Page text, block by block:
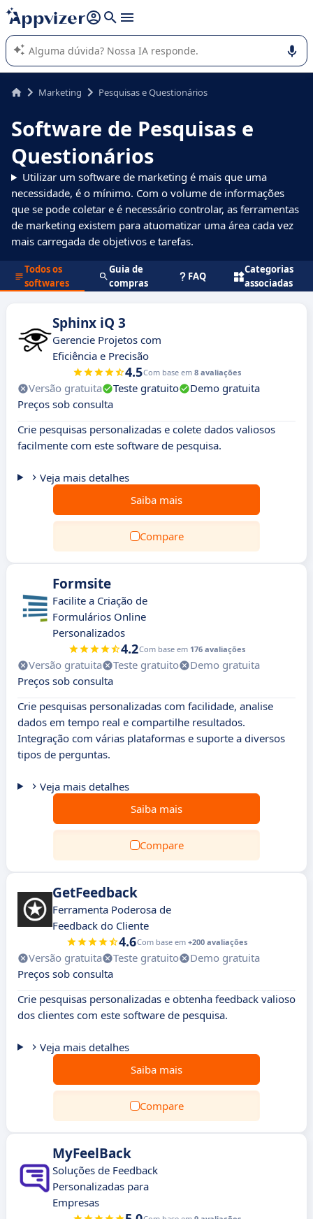
de nossa IA (várias linhas com
A IA do Appvizer o orienta no uso ou na seleção de software
SaaS para sua empresa.
Marketing Pesquisas e Questionários
Software de Pesquisas e
Questionários
Utilizar um software de marketing é mais que uma
necessidade, é o mínimo. Com o volume de informações
que se pode coletar e é necessário controlar, as ferramentas
de marketing existem para atuomatizar uma área cada vez
mais carregada de objetivos e tarefas.
Todos os
softwares
Guia de
compras
FAQ
Categorias
associadas
Sphinx iQ 3
Gerencie Projetos com
Eficiência e Precisão
4.5Com base em 8 avaliações
Versão gratuita Teste gratuito
Demo gratuita
Preços sob consulta
Crie pesquisas personalizadas e colete dados valiosos
facilmente com este software de pesquisa.
Veja mais detalhes
Saiba mais
Compare
Formsite
Facilite a Criação de
Formulários Online
Personalizados
4.2Com base em 176 avaliações
Versão gratuita Teste gratuito
Demo gratuita
Preços sob consulta
Crie pesquisas personalizadas com facilidade, analise
dados em tempo real e compartilhe resultados.
Integração com várias plataformas e suporte a diversos
tipos de perguntas.
Veja mais detalhes
Saiba mais
Compare
GetFeedback
Ferramenta Poderosa de
Feedback do Cliente
4.6Com base em +200 avaliações
Versão gratuita Teste gratuito
Demo gratuita
Preços sob consulta
Crie pesquisas personalizadas e obtenha feedback valioso
dos clientes com este software de pesquisa.
Veja mais detalhes
Saiba mais
Compare
MyFeelBack
Soluções de Feedback
Personalizadas para
Empresas